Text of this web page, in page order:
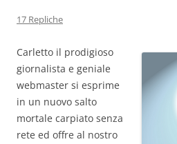
17 Repliche
Carletto il prodigioso
giornalista e geniale
webmaster si esprime
in un nuovo salto
mortale carpiato senza
rete ed offre al nostro